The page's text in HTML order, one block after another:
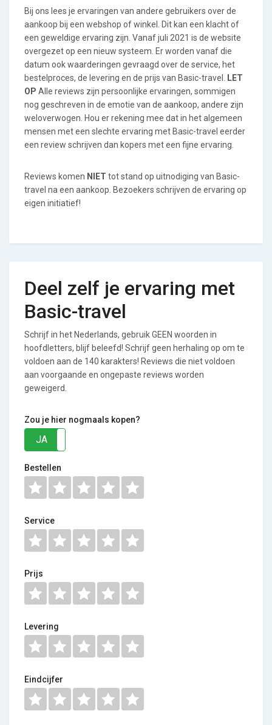
Bij ons lees je ervaringen van andere gebruikers over de
aankoop bij een webshop of winkel. Dit kan een klacht of
een geweldige ervaring zijn. Vanaf juli 2021 is de website
overgezet op een nieuw systeem. Er worden vanaf die
datum ook waarderingen gevraagd over de service, het
bestelproces, de levering en de prijs van Basic-travel.
LET
OP Alle reviews zijn persoonlijke ervaringen, sommigen
nog geschreven in de emotie van de aankoop, andere zijn
weloverwogen. Hou er rekening mee dat in het algemeen
mensen met een slechte ervaring met Basic-travel eerder
een review schrijven dan kopers met een fijne ervaring.
Reviews komen NIET tot stand op uitnodiging van Basic-
travel na een aankoop. Bezoekers schrijven de ervaring op
eigen initiatief!
Deel zelf je ervaring met
Basic-travel
Schrijf in het Nederlands, gebruik GEEN woorden in
hoofdletters, blijf beleefd! Schrijf geen herhaling op om te
voldoen aan de 140 karakters! Reviews die niet voldoen
aan voorgaande en ongepaste reviews worden
geweigerd.
Zou je hier nogmaals kopen?
JA
Bestellen
Service
Prijs
Levering
Eindcijfer